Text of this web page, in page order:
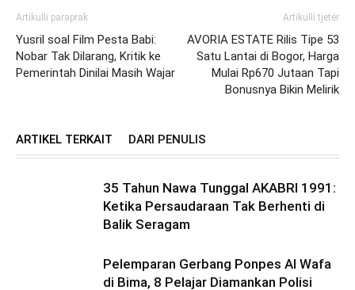
Artikulli paraprak
Yusril soal Film Pesta Babi:
Nobar Tak Dilarang, Kritik ke
Pemerintah Dinilai Masih Wajar
Artikulli tjetër
AVORIA ESTATE Rilis Tipe 53
Satu Lantai di Bogor, Harga
Mulai Rp670 Jutaan Tapi
Bonusnya Bikin Melirik
ARTIKEL TERKAIT DARI PENULIS
35 Tahun Nawa Tunggal AKABRI 1991:
Ketika Persaudaraan Tak Berhenti di
Balik Seragam
Pelemparan Gerbang Ponpes Al Wafa
di Bima, 8 Pelajar Diamankan Polisi